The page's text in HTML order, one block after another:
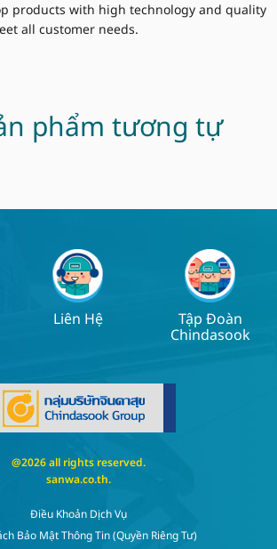
products with high technology and quality
all customer needs.
phẩm tương tự
Liên Hệ Tập Đoàn
Chindasook
@2026 all rights reserved.
sanwa.co.th.
Điều Khoản Dịch Vụ
Bảo Mật Thông Tin (quyền Riêng Tư)